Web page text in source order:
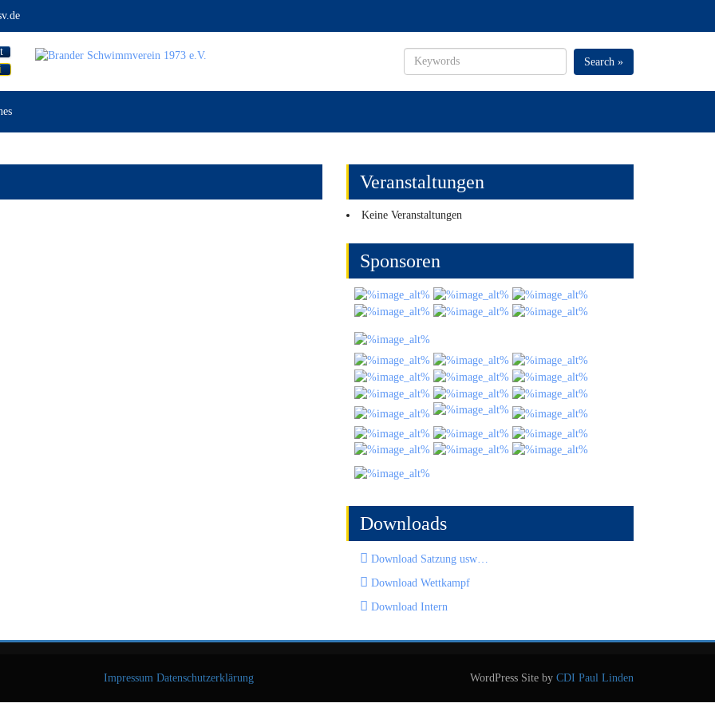
Search »
Veranstaltungen
Keine Veranstaltungen
Sponsoren
Downloads
Download Satzung usw…
Download Wettkampf
Download Intern
Impressum Datenschutzerklärung WordPress Site by CDI Paul Linden